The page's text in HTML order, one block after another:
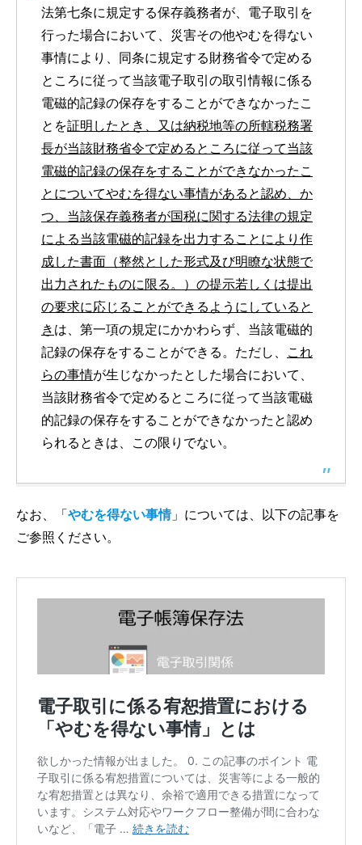
法第七条に規定する保存義務者が、電子取引を
行った場合において、災害その他やむを得ない
事情により、同条に規定する財務省令で定める
ところに従って当該電子取引の取引情報に係る
電磁的記録の保存をすることができなかったこ
とを証明したとき、又は納税地等の所轄税務署
長が当該財務省令で定めるところに従って当該
電磁的記録の保存をすることができなかったこ
とについてやむを得ない事情があると認め、か
つ、当該保存義務者が国税に関する法律の規定
による当該電磁的記録を出力することにより作
成した書面（整然とした形式及び明瞭な状態で
出力されたものに限る。）の提示若しくは提出
の要求に応じることができるようにしていると
き は、第一項の規定にかかわらず、当該電磁的
記録の保存をすることができる。ただし、
これ
らの事情が生じなかったとした場合において、
当該財務省令で定めるところに従って当該電磁
的記録の保存をすることができなかったと認め
られるときは、この限りでない。
なお、「 やむを得ない事情」については、以下の記事を
ご参照ください。